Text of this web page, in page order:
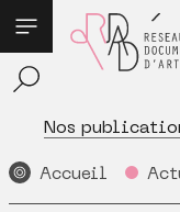
Nos
Accueil